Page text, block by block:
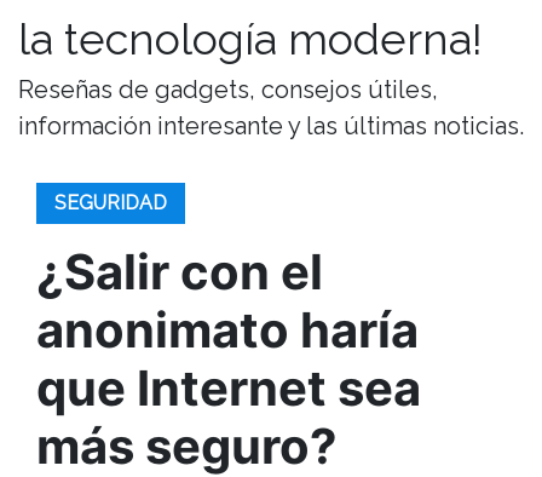
la tecnología moderna!
Reseñas de gadgets, consejos útiles,
información interesante y las últimas noticias.
SEGURIDAD
¿Salir con el
anonimato haría
que Internet sea
más seguro?